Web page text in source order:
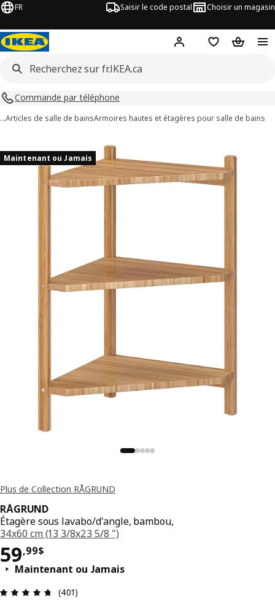
FR Saisir le code postal Choisir un magasin
Hej ! Connectez-vous
Liste d'achats
Panier
Commande par téléphone
…Articles de salle de bainsArmoires hautes et étagères pour salle de bains
images
Maintenant ou Jamais
Plus de Collection RÅGRUND
RÅGRUND
Étagère sous lavabo/d'angle, bambou,
34x60 cm (13 3/8x23 5/8 ")
59,99$
Prix 59,99$
Maintenant ou Jamais
Avis: 4.7 sur 5 étoiles. Nombre total d'avis: 401
(401)